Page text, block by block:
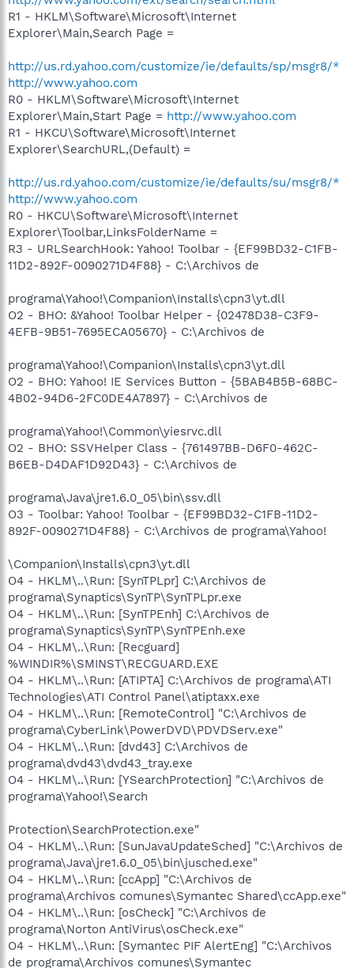
R1 - HKLM\Software\Microsoft\Internet
Explorer\Main,Search Page =
http://us.rd.yahoo.com/customize/ie/defaults/sp/msgr8/*
http://www.yahoo.com
R0 - HKLM\Software\Microsoft\Internet
Explorer\Main,Start Page = http://www.yahoo.com
R1 - HKCU\Software\Microsoft\Internet
Explorer\SearchURL,(Default) =
http://us.rd.yahoo.com/customize/ie/defaults/su/msgr8/*
http://www.yahoo.com
R0 - HKCU\Software\Microsoft\Internet
Explorer\Toolbar,LinksFolderName =
R3 - URLSearchHook: Yahoo! Toolbar - {EF99BD32-C1FB-
11D2-892F-0090271D4F88} - C:\Archivos de
programa\Yahoo!\Companion\Installs\cpn3\yt.dll
O2 - BHO: &Yahoo! Toolbar Helper - {02478D38-C3F9-
4EFB-9B51-7695ECA05670} - C:\Archivos de
programa\Yahoo!\Companion\Installs\cpn3\yt.dll
O2 - BHO: Yahoo! IE Services Button - {5BAB4B5B-68BC-
4B02-94D6-2FC0DE4A7897} - C:\Archivos de
programa\Yahoo!\Common\yiesrvc.dll
O2 - BHO: SSVHelper Class - {761497BB-D6F0-462C-
B6EB-D4DAF1D92D43} - C:\Archivos de
programa\Java\jre1.6.0_05\bin\ssv.dll
O3 - Toolbar: Yahoo! Toolbar - {EF99BD32-C1FB-11D2-
892F-0090271D4F88} - C:\Archivos de programa\Yahoo!
\Companion\Installs\cpn3\yt.dll
O4 - HKLM\..\Run: [SynTPLpr] C:\Archivos de
programa\Synaptics\SynTP\SynTPLpr.exe
O4 - HKLM\..\Run: [SynTPEnh] C:\Archivos de
programa\Synaptics\SynTP\SynTPEnh.exe
O4 - HKLM\..\Run: [Recguard]
%WINDIR%\SMINST\RECGUARD.EXE
O4 - HKLM\..\Run: [ATIPTA] C:\Archivos de programa\ATI
Technologies\ATI Control Panel\atiptaxx.exe
O4 - HKLM\..\Run: [RemoteControl] "C:\Archivos de
programa\CyberLink\PowerDVD\PDVDServ.exe"
O4 - HKLM\..\Run: [dvd43] C:\Archivos de
programa\dvd43\dvd43_tray.exe
O4 - HKLM\..\Run: [YSearchProtection] "C:\Archivos de
programa\Yahoo!\Search
Protection\SearchProtection.exe"
O4 - HKLM\..\Run: [SunJavaUpdateSched] "C:\Archivos de
programa\Java\jre1.6.0_05\bin\jusched.exe"
O4 - HKLM\..\Run: [ccApp] "C:\Archivos de
programa\Archivos comunes\Symantec Shared\ccApp.exe"
O4 - HKLM\..\Run: [osCheck] "C:\Archivos de
programa\Norton AntiVirus\osCheck.exe"
O4 - HKLM\..\Run: [Symantec PIF AlertEng] "C:\Archivos
de programa\Archivos comunes\Symantec